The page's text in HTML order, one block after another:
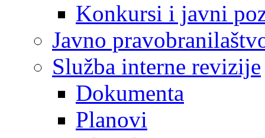
Konkursi i javni
Javno
Služba interne revizije
Dokumenta
Planovi